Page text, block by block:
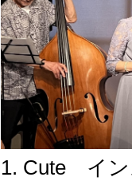
1. Cute イン